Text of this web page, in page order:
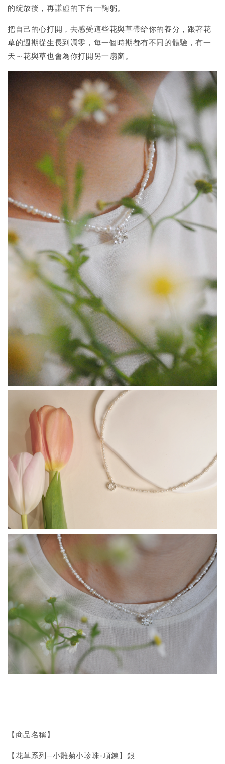
的綻放後，再謙虛的下台一鞠躬。
把自己的心打開，去感受這些花與草帶給你的養分，跟著花
草的週期從生長到凋零，每一個時期都有不同的體驗，有一
天～花與草也會為你打開另一扇窗。
【商品名稱】
【花草系列─小雛菊小珍珠-項鍊】銀